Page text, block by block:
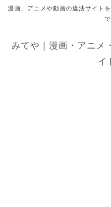
漫画、アニメや動画の違法サイト
みてや｜漫画・アニメ
イ